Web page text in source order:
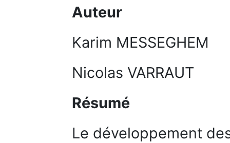
Auteur
Karim MESSEGHEM
Nicolas VARRAUT
Résumé
Le développement